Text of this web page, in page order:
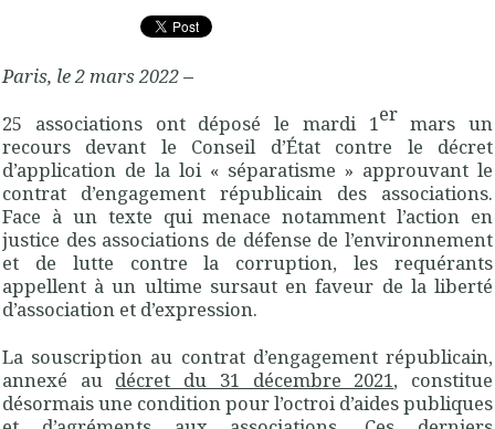
Paris, le 2 mars 2022–
25 associations ont déposé le mardi 1er mars un
recours devant le Conseil d’État contre le décret
d’application de la loi « séparatisme » approuvant le
contrat d’engagement républicain des associations.
Face à un texte qui menace notamment l’action en
justice des associations de défense de l’environnement
et de lutte contre la corruption, les requérants
appellent à un ultime sursaut en faveur de la liberté
d’association et d’expression.
La souscription au contrat d’engagement républicain,
annexé au décret du 31 décembre 2021, constitue
désormais une condition pour l’octroi d’aides publiques